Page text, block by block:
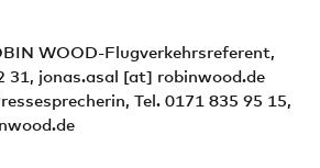
WOOD-Flugverkehrsreferent,
31, jonas.asal [at] robinwood.de
Tel. 0171 835 95 15,